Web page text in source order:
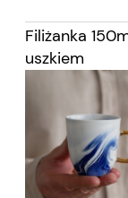
Filiżanka
uszkiem